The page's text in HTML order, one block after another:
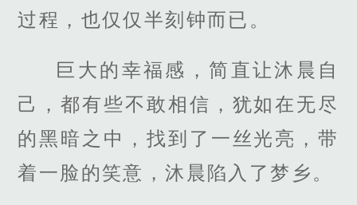
过程，也仅仅半刻钟而已。
巨大的幸福感，简直让沐晨自
己，都有些不敢相信，犹如在无尽
的黑暗之中，找到了一丝光亮，带
着一脸的笑意，沐晨陷入了梦乡。